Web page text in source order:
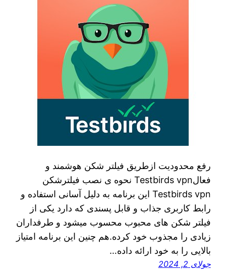
رفع محدودیت ازطریق فیلتر شکن هوشمند و
فعالTestbirds vpn نحوه ی نصب فیلترشکن
Testbirds vpn این برنامه به دلیل آسانی استفاده و
رابط کاربری جذاب و قابل پسندی که دارد یکی از
فیلتر شکن های محبوب محسوب میشود و طرفداران
زیادی را مجذوب خود کرده.هم چنین این برنامه امتیاز
بالایی را به خود ارائه داده…
جولای 2, 2024